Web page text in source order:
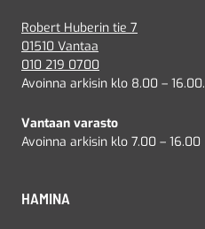
Robert Huberin tie 7
01510 Vantaa
010 219 0700
Avoinna arkisin klo 8.00 – 16.00.
Vantaan varasto
Avoinna arkisin klo 7.00 – 16.00
HAMINA